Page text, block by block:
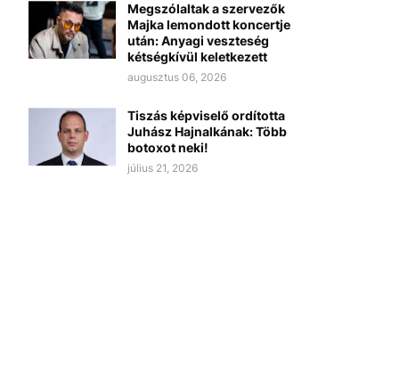
Megszólaltak a szervezők
Majka lemondott koncertje
után: Anyagi veszteség
kétségkívül keletkezett
augusztus 06, 2026
Tiszás képviselő ordította
Juhász Hajnalkának: Több
botoxot neki!
július 21, 2026